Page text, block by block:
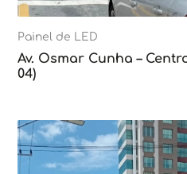
Painel de LED
Av. Osmar Cunha –
04)